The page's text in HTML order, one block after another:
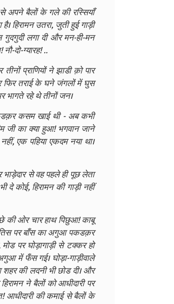
से अपने बैलों के गले की रस्सियाँ
हिरामन उतरा, जुती हुई गाड़ी
लगा दी और मन-ही-मन
दो-ग्यारह! ..
प्राणियों ने झाडी क़ो पार
फिर तराई के घने जंगलों में घुस
भागते रहे थे तीनों जन।
कसम खाई थी - अब कभी
जी का क्या हुआ! भगवान जाने
एक पहिया एकदम नया था।
भाड़ेदार से वह पहले ही पूछ लेता
दे कोई, हिरामन की गाड़ी नहीं
की ओर चार हाथ पिछुआ! काबू
तिस पर बाँस का अगुआ पकडक़र
पर घोड़ागाड़ी से टक्कर हो
में फँस गई। घोड़ा-गाड़ीवाले
शहर की लदनी भी छोड दी। और
ने बैलों को आधीदारी पर
आधीदारी की कमाई से बैलों के